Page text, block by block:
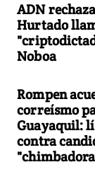
ADN
Hurtado
Noboa
Rompen
correísmo
Guayaquil:
contra